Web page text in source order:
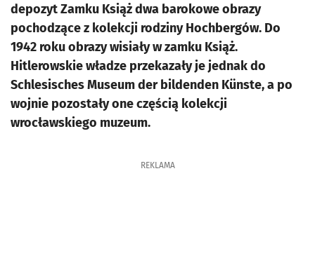
depozyt Zamku Książ dwa barokowe obrazy
pochodzące z kolekcji rodziny Hochbergów. Do
1942 roku obrazy wisiały w zamku Książ.
Hitlerowskie władze przekazały je jednak do
Schlesisches Museum der bildenden Künste, a po
wojnie pozostały one częścią kolekcji
wrocławskiego muzeum.
REKLAMA